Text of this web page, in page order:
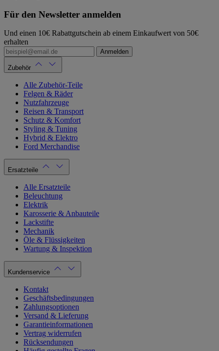
Für den Newsletter anmelden
Und einen 10€ Rabattgutschein ab einem Einkaufwert von 50€
erhalten
Anmelden
Zubehör
Alle Zubehör-Teile
Felgen & Räder
Nutzfahrzeuge
Reisen & Transport
Schutz & Komfort
Styling & Tuning
Hybrid & Elektro
Ford Merchandise
Ersatzteile
Alle Ersatzteile
Beleuchtung
Elektrik
Karosserie & Anbauteile
Lackstifte
Mechanik
Öle & Flüssigkeiten
Wartung & Inspektion
Kundenservice
Kontakt
Geschäftsbedingungen
Zahlungsoptionen
Versand & Lieferung
Garantieinformationen
Vertrag widerrufen
Rücksendungen